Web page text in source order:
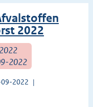
2022
2022
2022